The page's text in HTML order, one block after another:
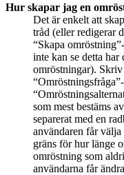
Hur skapar jag en
Det är enkelt att
tråd (eller redigerar
“Skapa
inte kan se detta har
omröstningar).
som mest bestäms
separerat med en
användaren får
gräns för hur länge
omröstning som
användarna får